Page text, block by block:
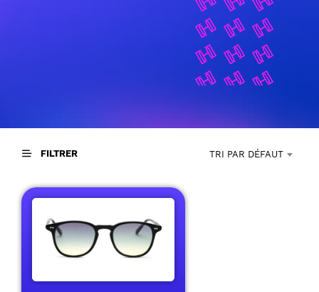
FILTRER TRI PAR DÉFAUT